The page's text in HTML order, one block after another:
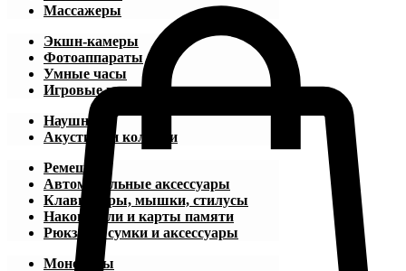
Массажеры
Экшн-камеры
Фотоаппараты
Умные часы
Игровые приставки
Наушники
Акустика и колонки
Ремешки
Автомобильные аксессуары
Клавиатуры, мышки, стилусы
Накопители и карты памяти
Рюкзаки, сумки и аксессуары
Моноподы